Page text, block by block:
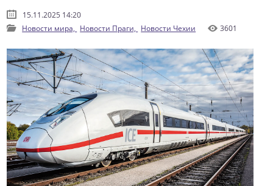
15.11.2025 14:20
Новости мира, Новости Праги, Новости Чехии 3601